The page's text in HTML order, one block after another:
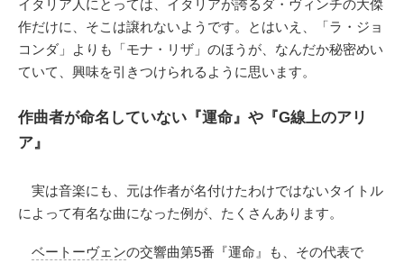
イタリア人にとっては、イタリアが誇るダ・ヴィンチの大傑
作だけに、そこは譲れないようです。とはいえ、「ラ・ジョ
コンダ」よりも「モナ・リザ」のほうが、なんだか秘密めい
ていて、興味を引きつけられるように思います。
作曲者が命名していない『運命』や『G線上のアリ
ア』
実は音楽にも、元は作者が名付けたわけではないタイトル
によって有名な曲になった例が、たくさんあります。
ベートーヴェンの交響曲第5番『運命』も、その代表で